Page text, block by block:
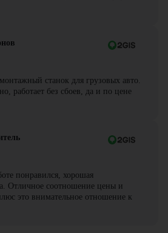
станок для грузовых авто.
работает без сбоев, да и по цене
понравился, хорошая
Отличное соотношение цены и
это внимательное отношение к